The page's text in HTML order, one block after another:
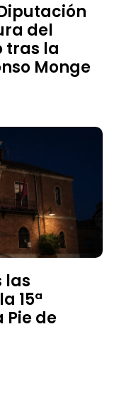
del
tras la
Monge
las
15ª
de